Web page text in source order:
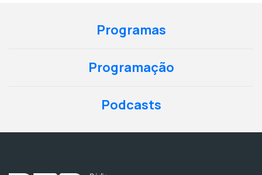
Programas
Programação
Podcasts